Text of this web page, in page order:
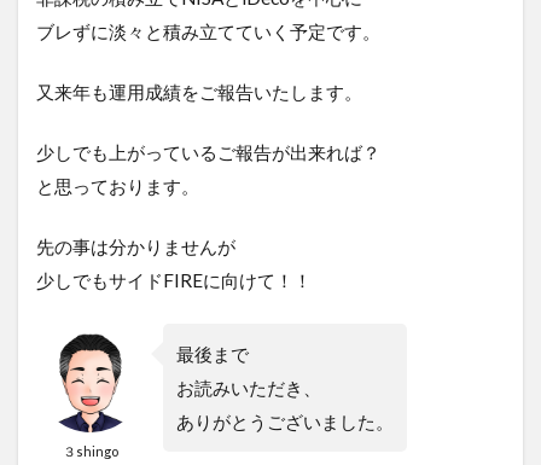
ブレずに淡々と積み立てていく予定です。
又来年も運用成績をご報告いたします。
少しでも上がっているご報告が出来れば？
と思っております。
先の事は分かりませんが
少しでもサイドFIREに向けて！！
３shingo
最後まで
お読みいただき、
ありがとうございました。